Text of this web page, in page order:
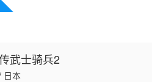
武士骑兵2
日本